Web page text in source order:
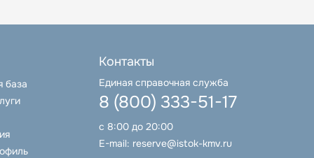
база
Контакты
Единая справочная служба
8 (800) 333-51-17
с 8:00 до 20:00
E-mail: reserve@istok-kmv.ru